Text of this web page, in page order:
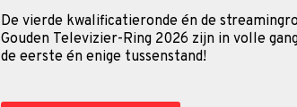
De vierde kwalificatieronde én de
Gouden Televizier-Ring 2026 zijn in volle
de eerste én enige tussenstand!